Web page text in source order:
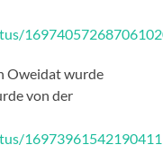
Oweidat wurde
von der